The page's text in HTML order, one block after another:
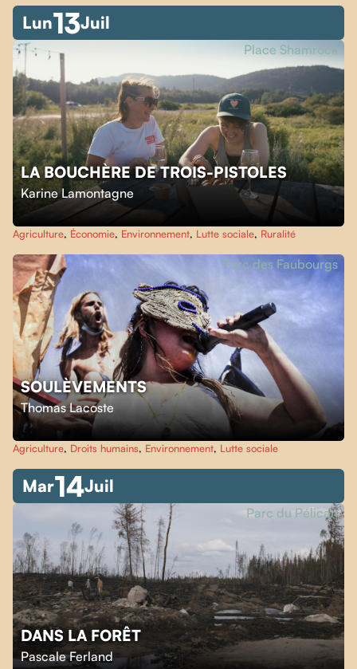
Lun13Juil
LA BOUCHÈRE DE TROIS-PISTOLES
Karine Lamontagne
Place Shamrock
Agriculture, Économie, Environnement, Lutte sociale, Ruralité
SOULÈVEMENTS
Thomas Lacoste
Parc des Faubourgs
Agriculture, Droits humains, Environnement, Lutte sociale
Mar14Juil
DANS LA FORÊT
Pascale Ferland
Parc du Pélican